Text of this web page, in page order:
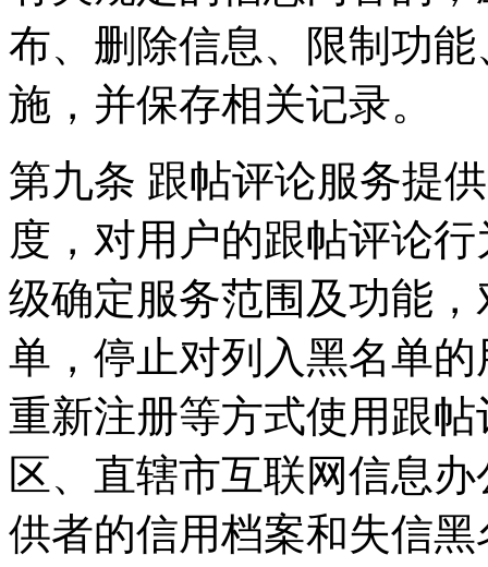
布、删除信息、限制功
施，并保存相关记录。
第九条 跟帖评论服务提
度，对用户的跟帖评论
级确定服务范围及功能
单，停止对列入黑名单
重新注册等方式使用跟
区、直辖市互联网信息
供者的信用档案和失信